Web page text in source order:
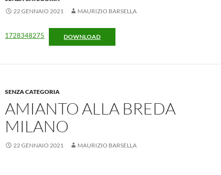
22 GENNAIO 2021
MAURIZIO BARSELLA
1728348275 DOWNLOAD
SENZA CATEGORIA
AMIANTO ALLA BREDA
MILANO
22 GENNAIO 2021 MAURIZIO BARSELLA